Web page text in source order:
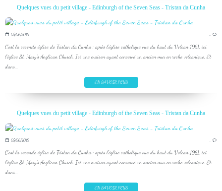
Quelques vues du petit village - Edinburgh of the Seven Seas - Tristan da Cunha
05/06/2019 …
C'est la seconde église de Tristan da Cunha : après l'église catholique vue du haut du Volcan 1961, ici
l'église St. Mary's Anglican Church. Ici une maison ayant conservé un ancien mur en roche volcanique. Et
dans...
EN SAVOIR PLUS
Quelques vues du petit village - Edinburgh of the Seven Seas - Tristan da Cunha
05/06/2019 …
C'est la seconde église de Tristan da Cunha : après l'église catholique vue du haut du Volcan 1961, ici
l'église St. Mary's Anglican Church. Ici une maison ayant conservé un ancien mur en roche volcanique. Et
dans...
EN SAVOIR PLUS